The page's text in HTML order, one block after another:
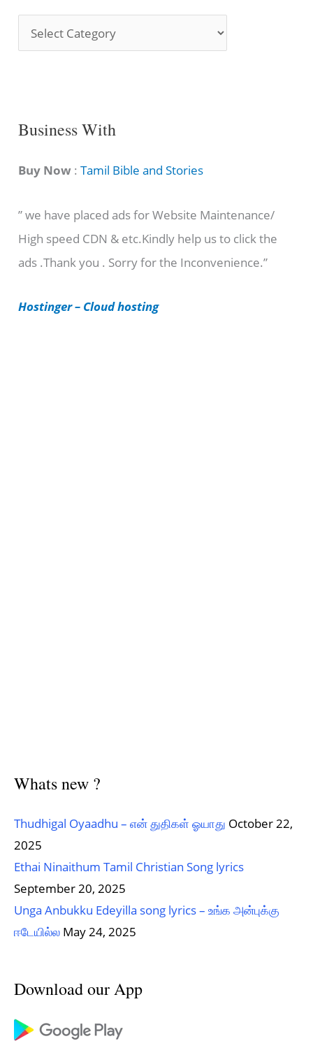
o
C
t
g
o
r
e
Business With
Buy Now :Tamil Bible and Stories
” we have placed ads for Website Maintenance/
High speed CDN & etc.Kindly help us to click the
ads .Thank you . Sorry for the Inconvenience.”
Hostinger – Cloud hosting
Whats new ?
Thudhigal Oyaadhu – என் துதிகள் ஓயாது October 22,
2025
Ethai Ninaithum Tamil Christian Song lyrics
September 20, 2025
Unga Anbukku Edeyilla song lyrics – உங்க அன்புக்கு
ஈடேயில்ல May 24, 2025
Download our App